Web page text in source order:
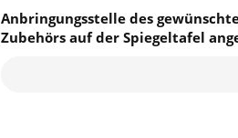
Anbringungsstelle des
Zubehörs auf der Spiegeltafel